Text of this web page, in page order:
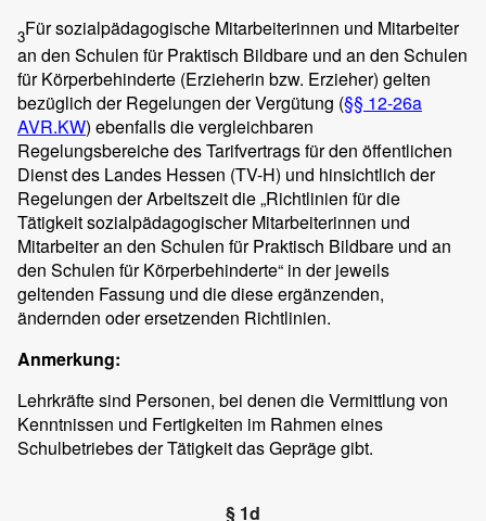
3Für sozialpädagogische Mitarbeiterinnen und Mitarbeiter
an den Schulen für Praktisch Bildbare und an den Schulen
für Körperbehinderte (Erzieherin bzw. Erzieher) gelten
bezüglich der Regelungen der Vergütung (§§ 12-26a
AVR.KW) ebenfalls die vergleichbaren
Regelungsbereiche des Tarifvertrags für den öffentlichen
Dienst des Landes Hessen (TV-H) und hinsichtlich der
Regelungen der Arbeitszeit die „Richtlinien für die
Tätigkeit sozialpädagogischer Mitarbeiterinnen und
Mitarbeiter an den Schulen für Praktisch Bildbare und an
den Schulen für Körperbehinderte“ in der jeweils
geltenden Fassung und die diese ergänzenden,
ändernden oder ersetzenden Richtlinien.
Anmerkung:
Lehrkräfte sind Personen, bei denen die Vermittlung von
Kenntnissen und Fertigkeiten im Rahmen eines
Schulbetriebes der Tätigkeit das Gepräge gibt.
§ 1d